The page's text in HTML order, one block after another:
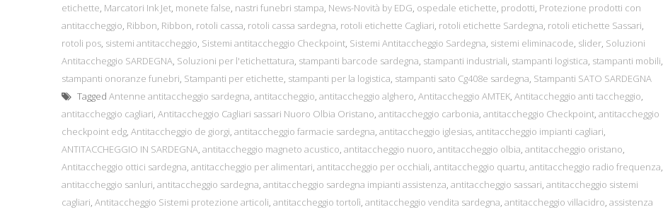
etichette, Marcatori Ink Jet, monete false, nastri funebri stampa, News-Novità by EDG, ospedale etichette, prodotti, Protezione prodotti con
antitaccheggio, Ribbon, Ribbon, rotoli cassa, rotoli cassa sardegna, rotoli etichette Cagliari, rotoli etichette Sardegna, rotoli etichette Sassari,
rotoli pos, sistemi antitaccheggio, Sistemi antitaccheggio Checkpoint, Sistemi Antitaccheggio Sardegna, sistemi eliminacode, slider, Soluzioni
Antitaccheggio SARDEGNA, Soluzioni per l'etichettatura, stampanti barcode sardegna, stampanti industriali, stampanti logistica, stampanti mobili,
stampanti onoranze funebri, Stampanti per etichette, stampanti per la logistica, stampanti sato Cg408e sardegna, Stampanti SATO SARDEGNA
Tagged Antenne antitaccheggio sardegna, antitaccheggio, antitaccheggio alghero, Antitaccheggio AMTEK, Antitaccheggio anti taccheggio,
antitaccheggio cagliari, Antitaccheggio Cagliari sassari Nuoro Olbia Oristano, antitaccheggio carbonia, antitaccheggio Checkpoint, antitaccheggio
checkpoint edg, Antitaccheggio de giorgi, antitaccheggio farmacie sardegna, antitaccheggio iglesias, antitaccheggio impianti cagliari,
ANTITACCHEGGIO IN SARDEGNA, antitaccheggio magneto acustico, antitaccheggio nuoro, antitaccheggio olbia, antitaccheggio oristano,
Antitaccheggio ottici sardegna, antitaccheggio per alimentari, antitaccheggio per occhiali, antitaccheggio quartu, antitaccheggio radio frequenza,
antitaccheggio sanluri, antitaccheggio sardegna, antitaccheggio sardegna impianti assistenza, antitaccheggio sassari, antitaccheggio sistemi
cagliari, Antitaccheggio Sistemi protezione articoli, antitaccheggio tortolì, antitaccheggio vendita sardegna, antitaccheggio villacidro, assistenza